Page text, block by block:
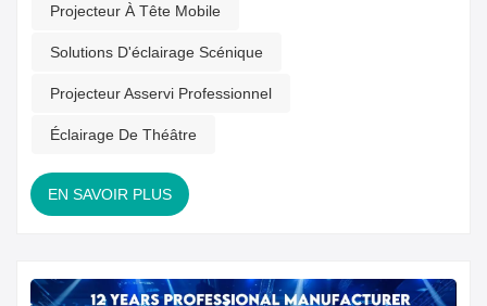
d'équipements d'éclairage scénique, renforçant ainsi la
phare VKN VP1200 : Série de projecteurs asser...
Projecteur À Tête Mobile
Solutions D'éclairage Scénique
Projecteur Asservi Professionnel
Éclairage De Théâtre
EN SAVOIR PLUS